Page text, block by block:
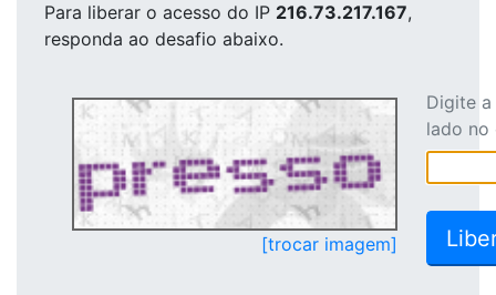
Para liberar o acesso do IP 216.73.217.167,
responda ao desafio abaixo.
[trocar imagem]
Digite
lado no